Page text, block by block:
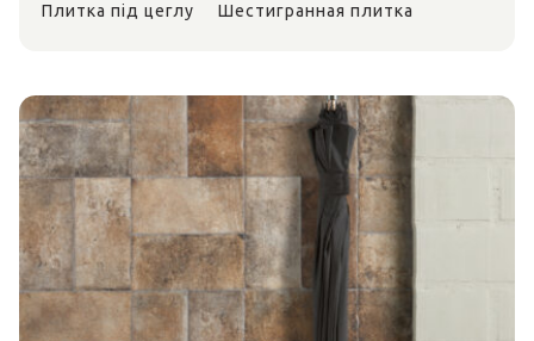
Плитка під цеглу
Шестигранная плитка